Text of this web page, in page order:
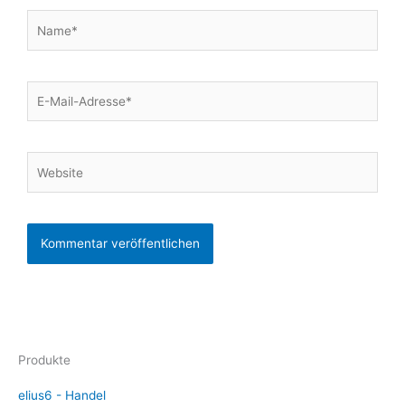
Mail-
Produkte
elius6 - Handel